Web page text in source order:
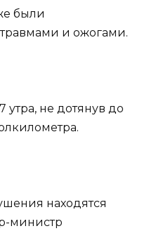
были
и ожогами.
утра, не дотянув до
находятся
министр